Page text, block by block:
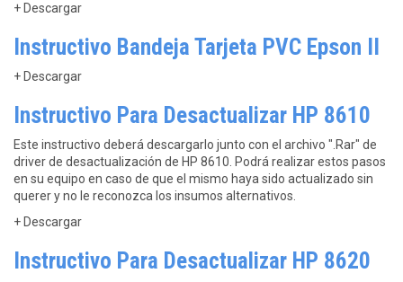
+ Descargar
Instructivo Bandeja Tarjeta PVC Epson II
+ Descargar
Instructivo Para Desactualizar HP 8610
Este instructivo deberá descargarlo junto con el archivo ".Rar" de
driver de desactualización de HP 8610. Podrá realizar estos pasos
en su equipo en caso de que el mismo haya sido actualizado sin
querer y no le reconozca los insumos alternativos.
+ Descargar
Instructivo Para Desactualizar HP 8620